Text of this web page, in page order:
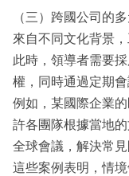
（三）跨國公司的
來自不同文化背景
此時，領導者需要
權，同時通過定期
例如，某國際企業
許各團隊根據當地
全球會議，解決常見
這些案例表明，情